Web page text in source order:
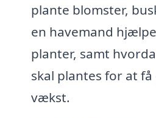
plante blomster,
en havemand
planter, samt
skal plantes for at
vækst.